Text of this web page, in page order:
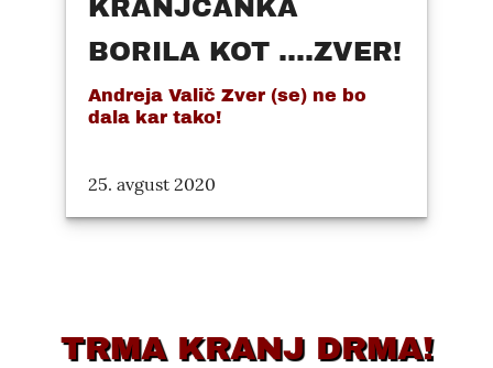
KRANJČANKA
BORILA KOT ....ZVER!
Andreja Valič Zver (se) ne bo
dala kar tako!
25. avgust 2020
TRMA KRANJ DRMA!